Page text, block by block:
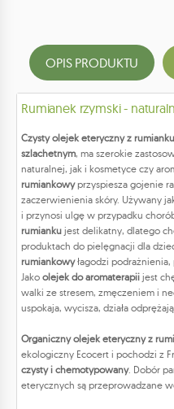
OPIS PRODUKTU
Rumianek rzymski -
Czysty olejek eteryczny z
szlachetnym, ma szerokie
naturalnej, jak i kosmetyce czy
rumiankowyprzyspiesza gojenie
zaczerwienienia skóry. Używany
i przynosi ulgę w przypadku
rumianku jest delikatny, dlatego
produktach do pielęgnacji dla
rumiankowyłagodzi
Jako olejek do aromaterapii jest
walki ze stresem, zmęczeniem i
uspokaja, wycisza, działa
Organiczny olejek eteryczny z
ekologiczny Ecocert i pochodzi z
czysty i chemotypowany. Dobór
eterycznych są przeprowadzane